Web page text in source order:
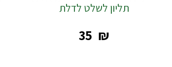
תליון לשלט לדלת
‎35 ₪